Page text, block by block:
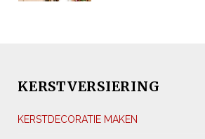
KERSTVERSIERING
KERSTDECORATIE MAKEN